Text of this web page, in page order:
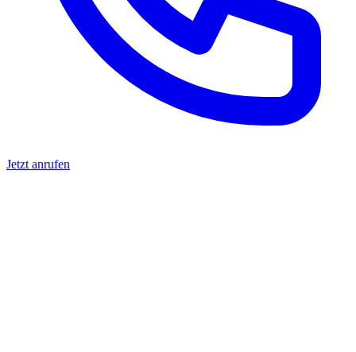
Jetzt anrufen